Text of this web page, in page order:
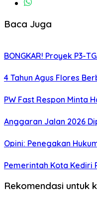
Baca Juga
BONGKAR! Proyek P3-
4 Tahun Agus Flores
PW Fast Respon Minta
Anggaran Jalan 2026
Opini: Penegakan
Pemerintah Kota Kediri
Rekomendasi untuk